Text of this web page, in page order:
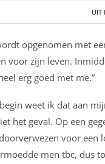
UIT
opgenomen met
voor zijn leven.
erg goed met me.”
weet ik dat aan
het geval. Op een
voor een
men tbc, dus